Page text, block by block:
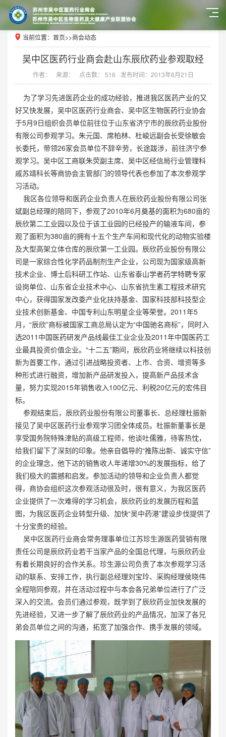
当前位置： 首页>>商会动态
吴中区医药行业商会赴山东辰欣药业参观取经
作者： 来源： 点击数： 516 发布时间：2013年6月21日
为了学习先进医药企业的成功经验，推进我区医药产业的又
好又快发展，吴中区医药行业商会、吴中区生物医药行业协会
于5月9日组织会员单位前往位于山东省济宁市的辰欣药业股份
有限公司参观学习。朱元国、席柏林、杜峻远副会长受徐敏会
长委托，带领26家会员单位不辞辛劳，长途跋涉，前往济宁参
观学习。吴中区工商联朱荧副主席、吴中区经信局行业管理科
戚苏靖科长等商协会主管部门的领导代表也参加了本次参观学
习活动。
我区各位领导和医药企业负责人在辰欣药业股份有限公司张
斌副总经理的陪同下，参观了2010年6月奠基的面积为680亩的
辰欣第二工业园以及位于该工业园的已经投产的输液车间，参
观了面积为380亩的拥有十五个生产车间和现代化的动物实验楼
及大型高架立体仓库的辰欣第一工业园。辰欣药业股份有限公
司是一家综合性化学药品制剂生产企业，公司现为国家级高新
技术企业、博士后科研工作站、山东省泰山学者药学特聘专家
设岗单位、山东省企业技术中心、山东省抗生素工程技术研究
中心，获得国家发改委产业化扶持基金、国家科技部科技型企
业技术创新基金、中国专利山东明星企业等荣誉。2011年5
月，“辰欣”商标被国家工商总局认定为“中国驰名商标”，同时入
选2011中国医药研发产品线最佳工业企业及2011年中国医药工
业最具投资价值企业。“十二五”期间，辰欣药业将继续以科技创
新为首要工作，通过引进战略投资者、上市、合资、增资等多
种形式进行融资，增加新产品研发投入，提高新产品技术含
量，努力实现2015年销售收入100亿元、利税20亿元的宏伟目
标。
参观结束后，辰欣药业股份有限公司董事长、总经理杜振新
接见了吴中区医药行业参观学习团全体成员。杜振新董事长是
享受国务院特殊津贴的高级工程师，他谈吐儒雅，待客热忱，
给我们留下了深刻的印象。他亲自倡导的“推陈出新、诚实守信”
的企业理念，他下达的销售收人年递增30%的发展指标，给了
我们极大的震撼和启发。参加活动的领导和企业负责人都觉
得，商协会组织这次参观活动很及时，很有意义，为我区医药
企业提供了一次难得的学习机会，辰欣药业的发展历程和蓝
图，为我区医药企业转型升级、加快“吴中药港”建设步伐提供了
十分宝贵的经验。
吴中区医药行业商会常务理事单位江苏珍生源医药营销有限
责任公司是辰欣药业若干当家产品的全国总代理，与辰欣药业
有着长期良好的合作关系。珍生源公司负责了本次参观学习活
动的联系、安排工作，执行副总经理刘宝玲、采购经理侯晓伟
全程陪同参观，并在活动过程中与本会各兄弟单位进行了广泛
深入的交流。会员们通过参观，既学到了辰欣药业加快发展的
先进经验，又进一步了解了辰欣药业的产品情况，加深了各兄
弟会员单位之间的沟通，拓宽了加强合作、携手发展的领域。